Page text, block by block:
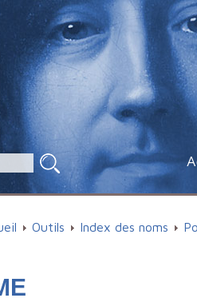
Outils Index des noms